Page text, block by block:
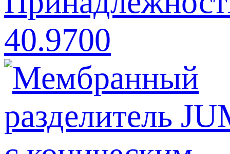
40.9700